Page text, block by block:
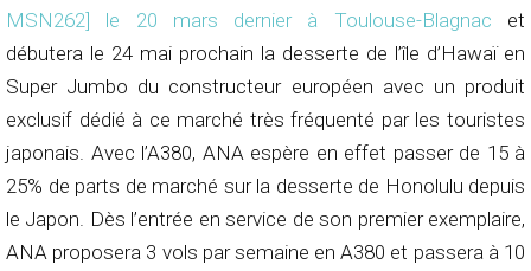
MSN262] le 20 mars dernier à Toulouse-Blagnac et
débutera le 24 mai prochain la desserte de l’île d’Hawaï en
Super Jumbo du constructeur européen avec un produit
exclusif dédié à ce marché très fréquenté par les touristes
japonais. Avec l’A380, ANA espère en effet passer de 15 à
25% de parts de marché sur la desserte de Honolulu depuis
le Japon. Dès l’entrée en service de son premier exemplaire,
ANA proposera 3 vols par semaine en A380 et passera à 10